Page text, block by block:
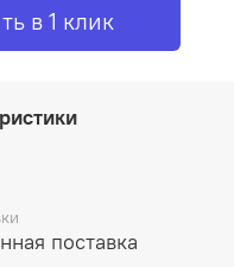
в 1 клик
поставка